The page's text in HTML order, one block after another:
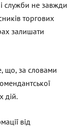
служби не завжди
торгових
залишати
що, за словами
дій.
від